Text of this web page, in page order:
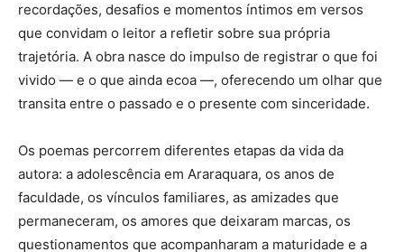
recordações, desafios e momentos íntimos em versos
que convidam o leitor a refletir sobre sua própria
trajetória. A obra nasce do impulso de registrar o que foi
vivido — e o que ainda ecoa —, oferecendo um olhar que
transita entre o passado e o presente com sinceridade.
Os poemas percorrem diferentes etapas da vida da
autora: a adolescência em Araraquara, os anos de
faculdade, os vínculos familiares, as amizades que
permaneceram, os amores que deixaram marcas, os
questionamentos que acompanharam a maturidade e a